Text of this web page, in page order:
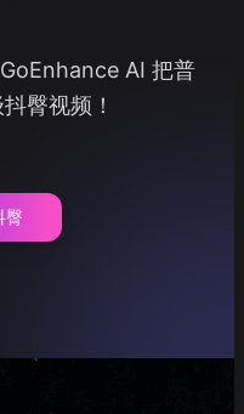
AI 把普
臀视频！
臀